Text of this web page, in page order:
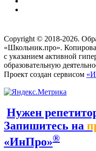
Copyright © 2018-2026.
«Школьник.про».
с указанием активной
образовательную
Проект создан сервисом
Нужен
Запишитесь на
«ИнПро»®